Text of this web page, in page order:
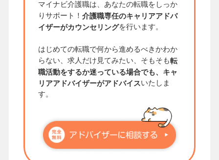
マイナビ介護職は、あなたの転職をしっか
りサポート！ 介護職専任のキャリアアドバ
イザーがカウンセリングを行います。
はじめての転職で何から進めるべきかわか
らない、求人だけ見てみたい、そもそも転
職活動をするか迷っている場合でも、キャ
リアアドバイザーがアドバイスいたしま
す。